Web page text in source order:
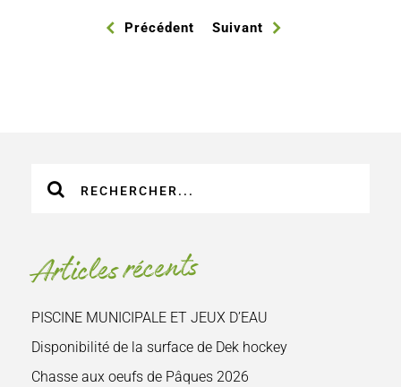
Précédent Suivant
sur
Articles récents
PISCINE MUNICIPALE ET JEUX D’EAU
Disponibilité de la surface de Dek hockey
Chasse aux oeufs de Pâques 2026